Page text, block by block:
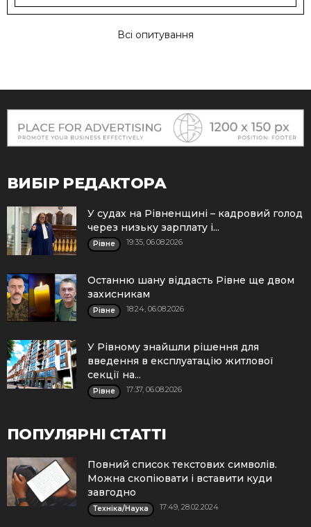
Всі опитування
ВИБІР РЕДАКТОРА
У судах на Рівненщині – кадровий голод
через низьку зарплату і...
Рівне 19:35, 06.08.2026
Останню шану віддасть Рівне ще двом
захисникам
Рівне 18:24, 06.08.2026
У Рівному знайшли рішення для
введення в експлуатацію житлової
секції на...
Рівне 17:37, 06.08.2026
ПОПУЛЯРНІ СТАТТІ
Повний список текстових символів.
Можна скопіювати і вставити куди
завгодно
Техніка/Наука 17:49, 28.02.2024